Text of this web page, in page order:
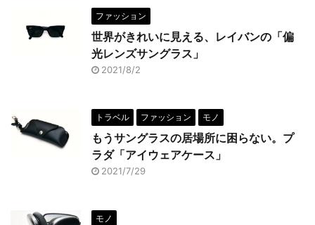
ファッション
世界がきれいに見える、レイバンの「偏
光レンズサングラス」
2021/8/2
トラベル ファッション モノ
もうサングラスの居場所に困らない。プ
ラダ「アイウェアケース」
2021/7/29
モノ